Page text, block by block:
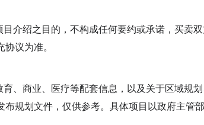
目介绍之目的，不构成任何要约或承诺，买卖
议为准。
育、商业、医疗等配套信息，以及关于区域规
布规划文件，仅供参考。具体项目以政府主管